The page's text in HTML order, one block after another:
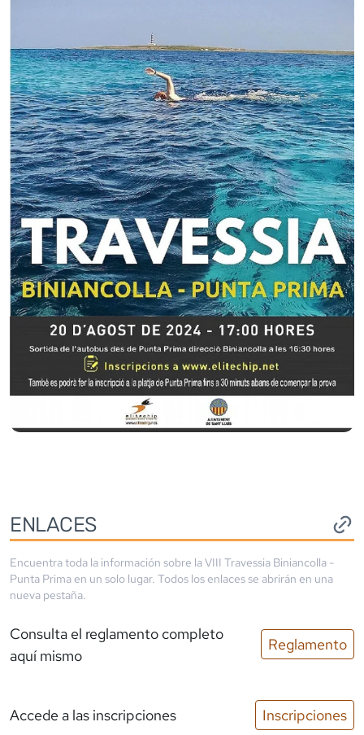
ENLACES
Encuentra toda la información sobre laVIII Travessia Biniancolla -
Punta Prima en un solo lugar. Todos los enlaces se abrirán en una
nueva pestaña.
Consulta el reglamento completo
aquí mismo
Reglamento
Accede a las inscripciones Inscripciones